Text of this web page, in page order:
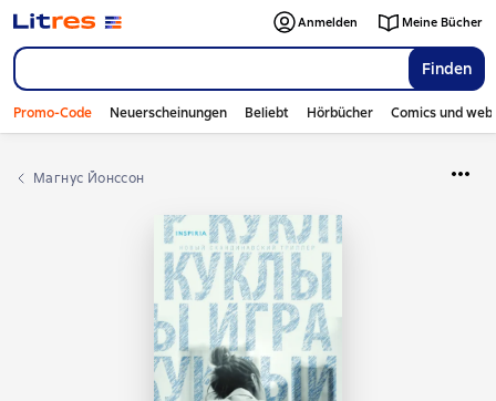
Finden
Anmelden Meine Bücher
Promo-Code Neuerscheinungen Beliebt Hörbücher Comics und
Магнус Йонссон